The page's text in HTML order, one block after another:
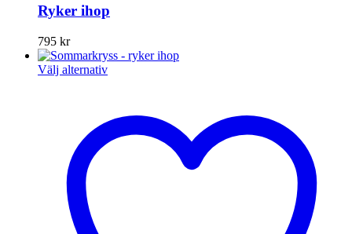
Ryker ihop
795 kr
Välj alternativDen
flera
varianter.